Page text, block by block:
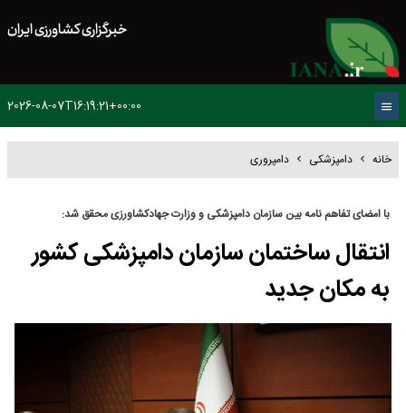
خبرگزاری کشاورزی ایران
2026-08-07T16:19:21+00:00
خانه دامپزشکی دامپروری
با امضای تفاهم نامه بین سازمان‌ دامپزشکی و وزارت جهادکشاورزی محقق شد:
انتقال ساختمان سازمان دامپزشکی کشور
به مکان جدید